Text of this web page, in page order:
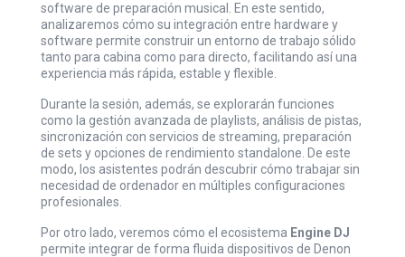
software de preparación musical. En este sentido,
analizaremos cómo su integración entre hardware y
software permite construir un entorno de trabajo sólido
tanto para cabina como para directo, facilitando así una
experiencia más rápida, estable y flexible.
Durante la sesión, además, se explorarán funciones
como la gestión avanzada de playlists, análisis de pistas,
sincronización con servicios de streaming, preparación
de sets y opciones de rendimiento standalone. De este
modo, los asistentes podrán descubrir cómo trabajar sin
necesidad de ordenador en múltiples configuraciones
profesionales.
Por otro lado, veremos cómo el ecosistema Engine DJ
permite integrar de forma fluida dispositivos de Denon